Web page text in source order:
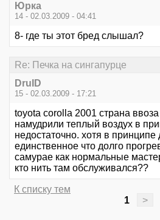
Юрка
14 - 02.03.2009 - 04:41
8- где ты этот бред слышал?
Re: Печка на сингапурце
DruID
15 - 02.03.2009 - 17:21
toyota corolla 2001 страна
намудрили теплый воздух в
недостаточно. хотя в
единственное что долго
самурае как нормальные
кто нить там обслуживался??
К списку тем
1
>